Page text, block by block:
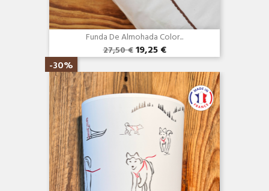
Funda De Almohada Color...
27,50 €
-30%
19,25 €
Vista rápida